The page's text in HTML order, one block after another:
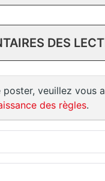
DES
poster, veuillez vous
des règles.